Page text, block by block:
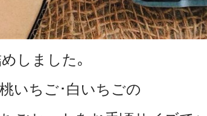
しました｡
いちご･白いちごの